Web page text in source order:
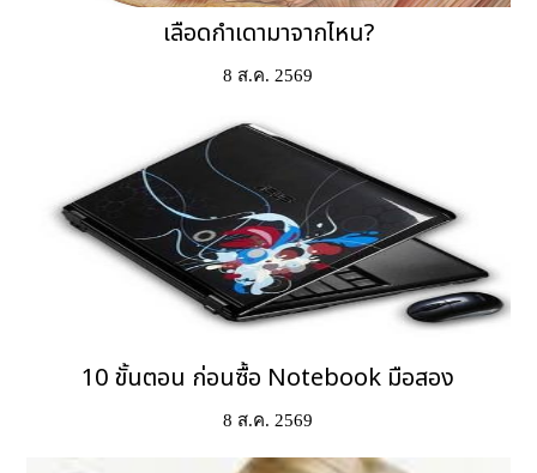
เลือดกำเดามาจากไหน?
8 ส.ค. 2569
10 ขั้นตอน ก่อนซื้อ Notebook มือสอง
8 ส.ค. 2569